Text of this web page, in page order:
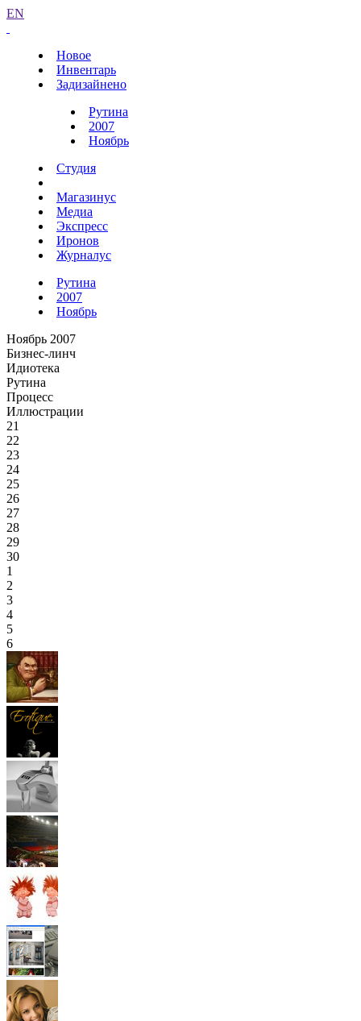
EN
Новое
Инвентарь
Задизайнено
Рутина
2007
Ноябрь
Студия
Магазинус
Медиа
Экспресс
Иронов
Журналус
Рутина
2007
Ноябрь
Ноябрь 2007
Бизнес-линч
Идиотека
Рутина
Процесс
Иллюстрации
21
22
23
24
25
26
27
28
29
30
1
2
3
4
5
6